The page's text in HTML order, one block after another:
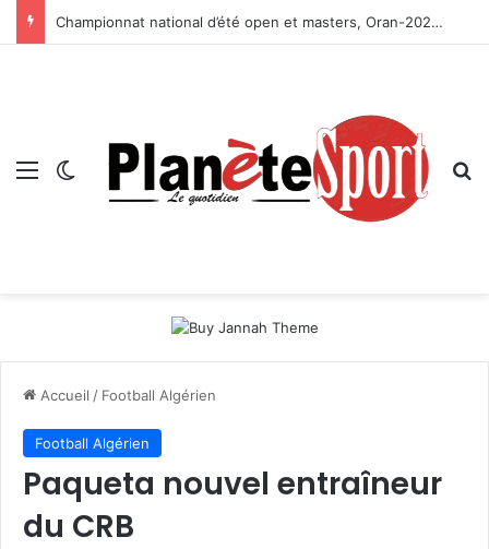
Championnat national d’été open et masters, Oran-2026 — Le CRB s’adjuge le titre
Menu Switch skin
Accueil / Football Algérien
Football Algérien
Paqueta nouvel entraîneur
du CRB